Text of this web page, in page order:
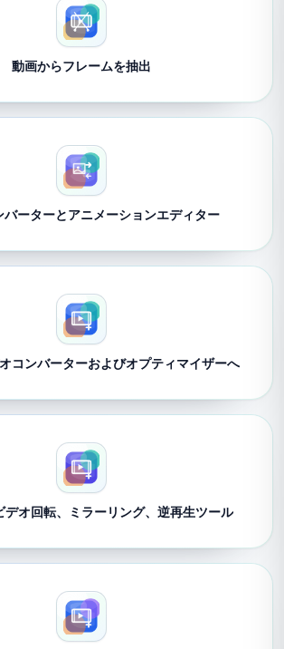
動画からフレームを抽出
バーターとアニメーションエディター
コンバーターおよびオプティマイザーへ
デオ回転、ミラーリング、逆再生ツール